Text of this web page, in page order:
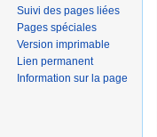
Suivi des pages liées
Pages spéciales
Version imprimable
Lien permanent
Information sur la page